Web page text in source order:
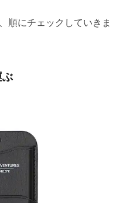
順にチェックしていきま